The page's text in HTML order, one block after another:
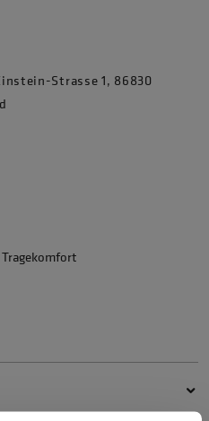
Strasse 1, 86830